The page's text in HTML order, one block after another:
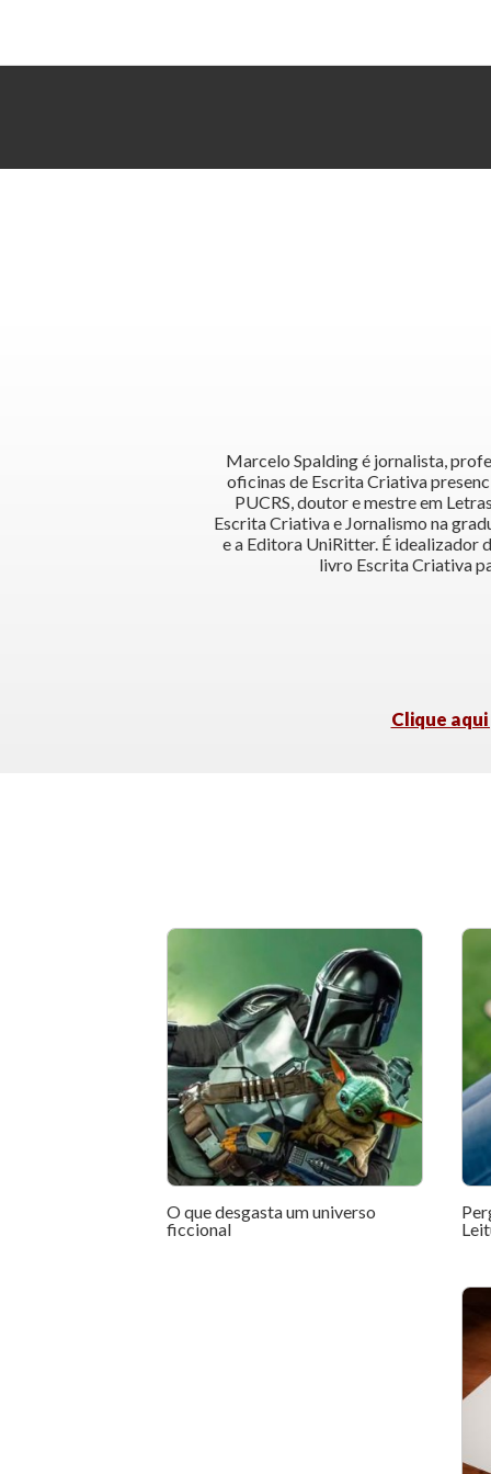
Marcelo Spalding é jornalista,
oficinas de Escrita Criativa
PUCRS, doutor e mestre em
Escrita Criativa e Jornalismo na
e a Editora UniRitter. É
livro Escrita Criativa
Clique
O que desgasta um universo
ficcional